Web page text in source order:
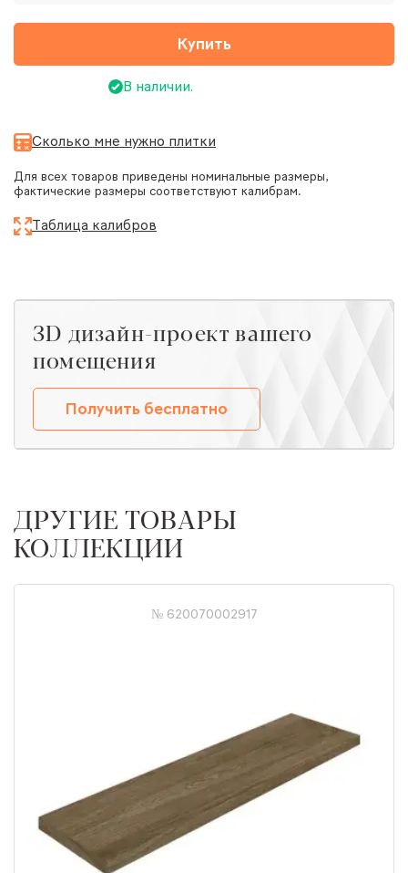
Купить
В наличии.
Сколько мне нужно плитки
Для всех товаров приведены номинальные размеры,
фактические размеры соответствуют калибрам.
Таблица калибров
ЗD дизайн-проект вашего
помещения
Получить бесплатно
ДРУГИЕ ТОВАРЫ
КОЛЛЕКЦИИ
№ 620070002917